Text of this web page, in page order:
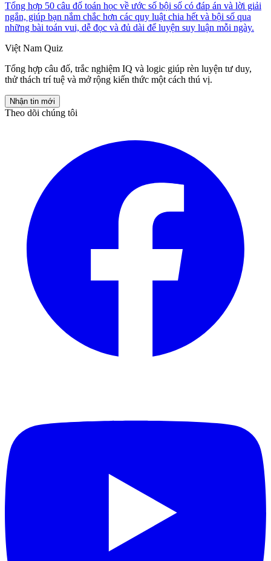
Tổng hợp 50 câu đố toán học về ước số bội số có đáp án và lời giải
ngắn, giúp bạn nắm chắc hơn các quy luật chia hết và bội số qua
những bài toán vui, dễ đọc và đủ dài để luyện suy luận mỗi ngày.
Việt Nam Quiz
Tổng hợp câu đố, trắc nghiệm IQ và logic giúp rèn luyện tư duy,
thử thách trí tuệ và mở rộng kiến thức một cách thú vị.
Nhận tin mới
Theo dõi chúng tôi